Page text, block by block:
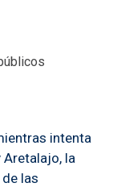
intenta
la
las